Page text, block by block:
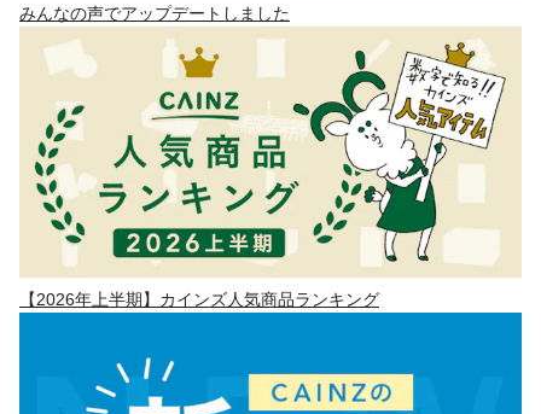
みんなの声でアップデートしました
【2026年上半期】カインズ人気商品ランキング